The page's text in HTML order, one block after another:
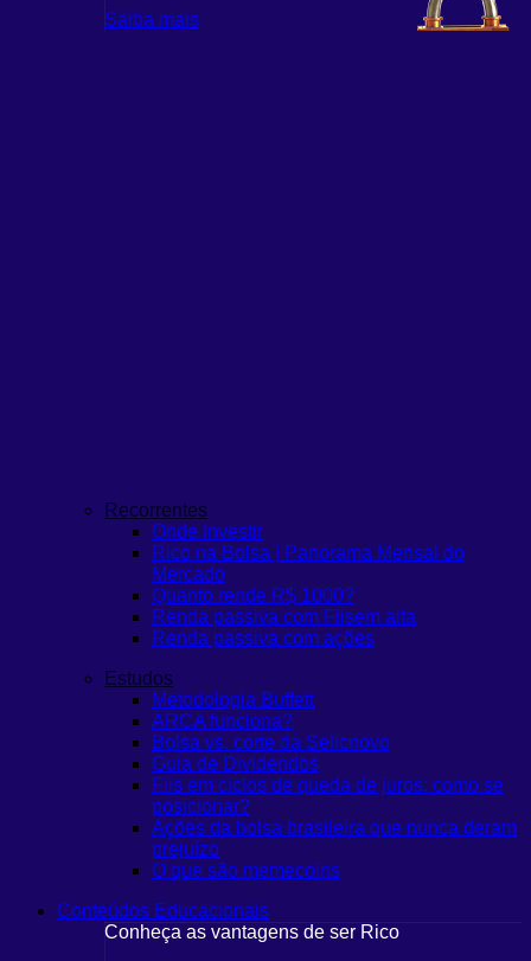
Saiba mais
Recorrentes
Onde Investir
Rico na Bolsa | Panorama Mensal do
Mercado
Quanto rende R$ 1000?
Renda passiva com Fiisem alta
Renda passiva com ações
Estudos
Metodologia Buffett
ARCA funciona?
Bolsa vs. corte da Selicnovo
Guia de Dividendos
Fiis em ciclos de queda de juros: como se
posicionar?
Ações da bolsa brasileira que nunca deram
prejuízo
O que são memecoins
Conteúdos Educacionais
Conheça as vantagens de ser Rico